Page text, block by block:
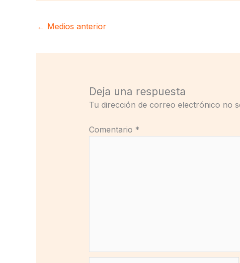
← Medios anterior
Deja una respuesta
Tu dirección de correo electrónico no
Comentario *